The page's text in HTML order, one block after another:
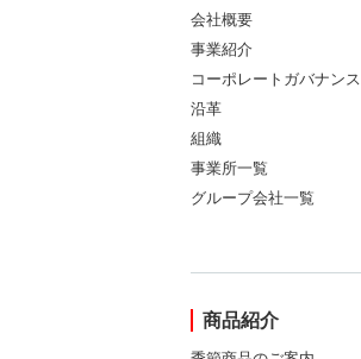
会社概要
事業紹介
コーポレートガバナンス
沿革
組織
事業所一覧
グループ会社一覧
商品紹介